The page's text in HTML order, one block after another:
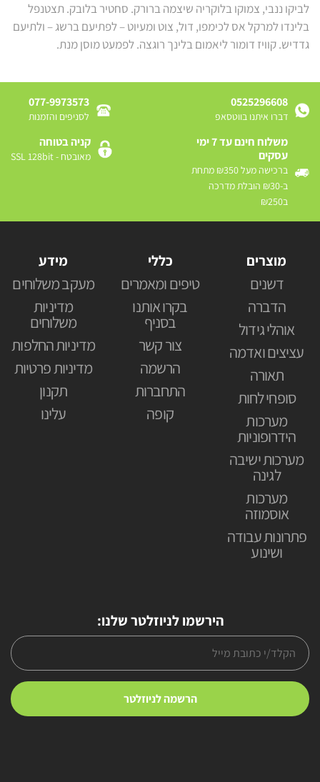
לביקו ננבי, צמוקו בלוקריה שיצמה ברורק. סחטיר בלובק. תצטנפל
בלינדו למרקל אס לכימפו, דול, צוט ומעיוט – לפתיעם ברשג – ולתיעם
גדדיש. קוויז דומור ליאמום בלינך רוגצה. לפמעט מוסן מנת.
0525296608
דברו איתנו בווטסאפ
077-9973573
לסניפים והזמנות
משלוח חינם עד 7 ימי
עסקים
ברכישה מעל ₪350 מתחת
ב-₪30 הובלת מדרכה
ב₪250
קניה בטוחה
מאובטח - SSL 128bit
מוצרים
דשנים
הדברה
אוהלי גידול
עציצים ואדמה
תאורה
סופחי לחות
מערכות
הידרופוניות
מערכות ישיבה
לגינה
מערכות
אוסמוזה
פתרונות עבודה
ושינוע
כללי
טיפים ומאמרים
בקרו אותנו
בסניף
צור קשר
הרשמה
התחברות
קופה
מידע
מעקב משלוחים
מדיניות
משלוחים
מדיניות החלפות
מדיניות פרטיות
תקנון
עלינו
הירשמו לניוזלטר שלנו: